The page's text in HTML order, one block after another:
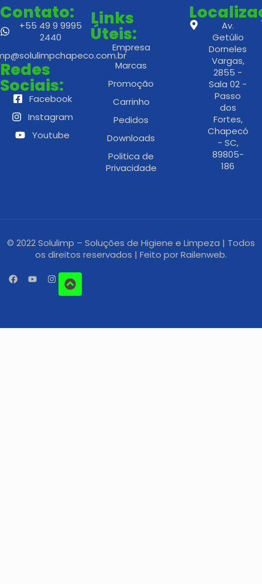
Contato:
+55 49 9 9995
2440
Redes
Sociais:
Facebook
Instagram
Youtube
Links
Úteis:
Empresa
Marcas
Promoção
Carrinho
Pedidos
Downloads
Politica de
Privacidade
Av.
Getúlio
Dorneles
Vargas,
2855 -
Sala 02 -
Passo
dos
Fortes,
Chapecó
- SC,
89805-
186
© 2022 Solulimp – Soluções de Higiene e Limpeza | Todos
os direitos reservados | Feito porRailenweb.